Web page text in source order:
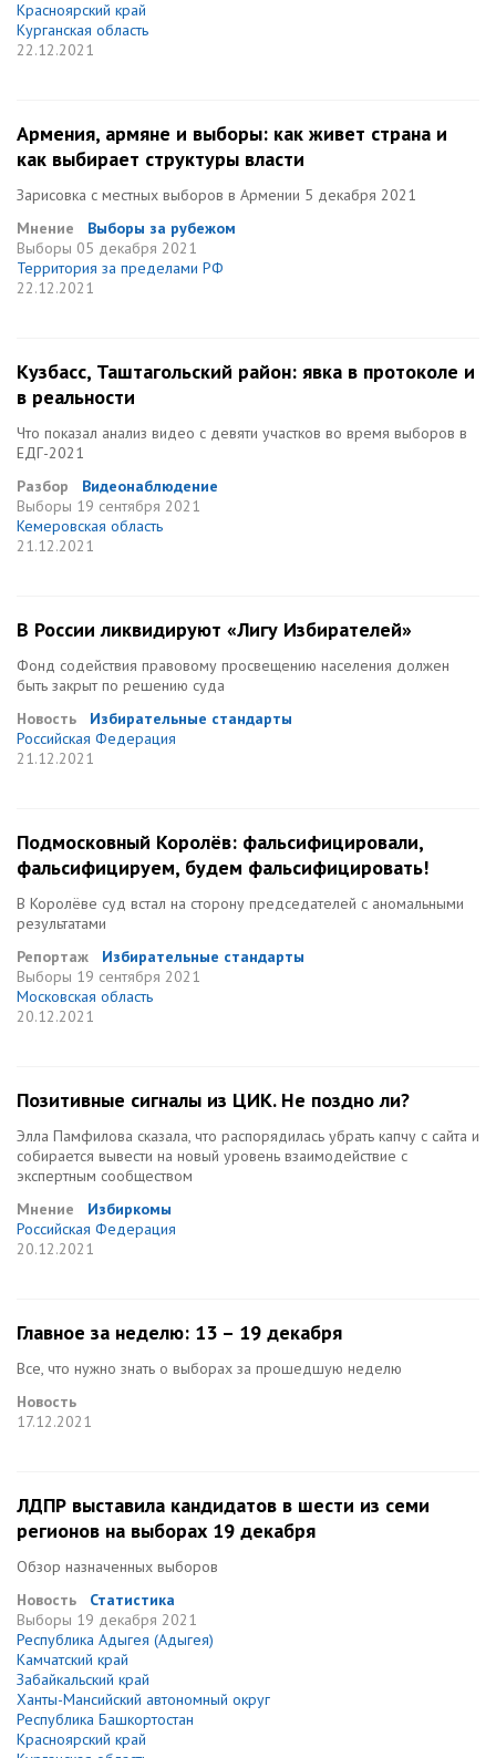
Красноярский край
Курганская область
22.12.2021
Армения, армяне и выборы: как живет страна и
как выбирает структуры власти
Зарисовка с местных выборов в Армении 5 декабря 2021
Мнение
Выборы за рубежом
Выборы 05 декабря 2021
Территория за пределами РФ
22.12.2021
Кузбасс, Таштагольский район: явка в протоколе и
в реальности
Что показал анализ видео с девяти участков во время выборов в
ЕДГ-2021
Разбор
Видеонаблюдение
Выборы 19 сентября 2021
Кемеровская область
21.12.2021
В России ликвидируют «Лигу Избирателей»
Фонд содействия правовому просвещению населения должен
быть закрыт по решению суда
Новость
Избирательные стандарты
Российская Федерация
21.12.2021
Подмосковный Королёв: фальсифицировали,
фальсифицируем, будем фальсифицировать!
В Королёве суд встал на сторону председателей с аномальными
результатами
Репортаж
Избирательные стандарты
Выборы 19 сентября 2021
Московская область
20.12.2021
Позитивные сигналы из ЦИК. Не поздно ли?
Элла Памфилова сказала, что распорядилась убрать капчу с сайта и
собирается вывести на новый уровень взаимодействие с
экспертным сообществом
Мнение
Избиркомы
Российская Федерация
20.12.2021
Главное за неделю: 13 – 19 декабря
Все, что нужно знать о выборах за прошедшую неделю
Новость
17.12.2021
ЛДПР выставила кандидатов в шести из семи
регионов на выборах 19 декабря
Обзор назначенных выборов
Новость
Статистика
Выборы 19 декабря 2021
Республика Адыгея (Адыгея)
Камчатский край
Забайкальский край
Ханты-Мансийский автономный округ
Республика Башкортостан
Красноярский край